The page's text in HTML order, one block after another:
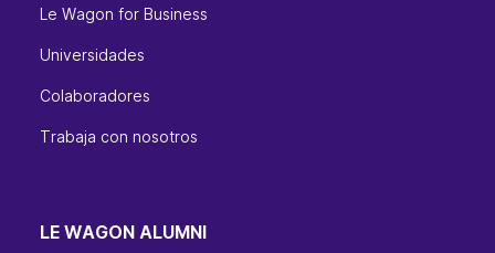
Le Wagon for Business
Universidades
Colaboradores
Trabaja con nosotros
LE WAGON ALUMNI